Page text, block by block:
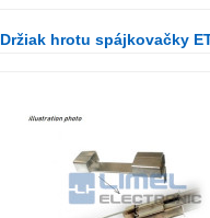
Držiak hrotu spájkovačky